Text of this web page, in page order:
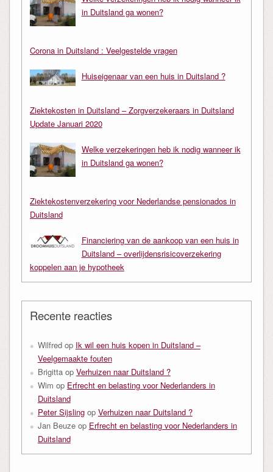
in Duitsland ga wonen?
Corona in Duitsland : Veelgestelde vragen
Huiseigenaar van een huis in Duitsland ?
Ziektekosten in Duitsland – Zorgverzekeraars in Duitsland
Update Januari 2020
Welke verzekeringen heb ik nodig wanneer ik
in Duitsland ga wonen?
Ziektekostenverzekering voor Nederlandse pensionados in
Duitsland
Financiering van de aankoop van een huis in
Duitsland – overlijdensrisicoverzekering
koppelen aan je hypotheek
Recente reacties
Wilfredop Ik wil een huis kopen in Duitsland –
Veelgemaakte fouten
Brigittaop Verhuizen naar Duitsland ?
Wim op Erfrecht en belasting voor Nederlanders in
Duitsland
Peter Sijslingop Verhuizen naar Duitsland ?
Jan Beuzeop Erfrecht en belasting voor Nederlanders in
Duitsland